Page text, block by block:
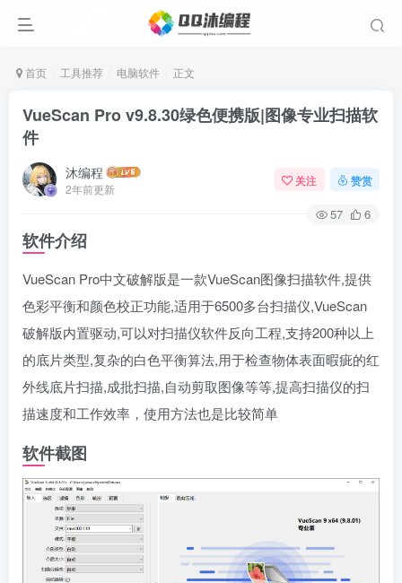
首页 工具推荐 电脑软件 正文
VueScan Pro v9.8.30绿色便携版|图像专业扫描软
件
沐编程
2年前更新
关注 赞赏
57 6
软件介绍
VueScan Pro中文破解版是一款VueScan图像扫描软件,提供
色彩平衡和颜色校正功能,适用于6500多台扫描仪,VueScan
破解版内置驱动,可以对扫描仪软件反向工程,支持200种以上
的底片类型,复杂的白色平衡算法,用于检查物体表面暇疵的红
外线底片扫描,成批扫描,自动剪取图像等等,提高扫描仪的扫
描速度和工作效率，使用方法也是比较简单
软件截图